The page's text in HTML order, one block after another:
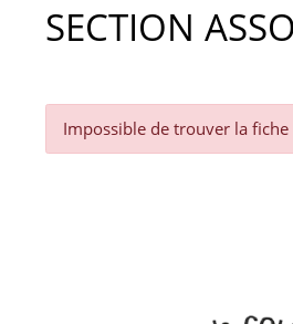
SECTION
Impossible de trouver la